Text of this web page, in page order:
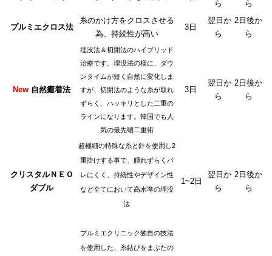
ら ら
プルミエクロス法
糸のかけ方をクロスさせる
為、持続性が高い
3日
翌日か
ら
2日後か
ら
New 自然癒着法
埋没法＆切開法のハイブリッド
治療です。埋没法の様に、ダウ
ンタイムが短く自然に変化しま
すが、切開法のような糸が取れ
ずらく、ハッキリとした二重の
ラインになります。韓国でも人
気の最先端二重術
3日
翌日か
ら
2日後か
ら
クリスタルＮＥＯ
ダブル
超極細の特殊な糸と針を使用し2
重掛けする事で、腫れずらくバ
レにくく、持続性やデザイン性
など全てにおいて高水準の埋没
法
1~2日
翌日か
ら
2日後か
ら
プルミエクリニック独自の技法
を使用した、糸結びをまぶたの